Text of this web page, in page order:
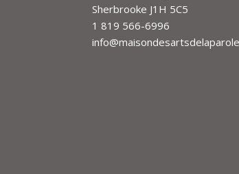
Sherbrooke J1H 5C5
1 819 566-6996